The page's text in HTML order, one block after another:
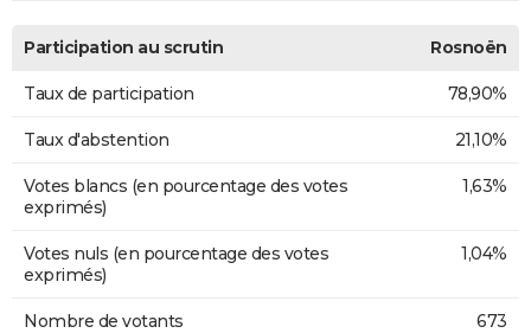
Participation au scrutin Rosnoën
Taux de participation 78,90%
Taux d'abstention 21,10%
Votes blancs (en pourcentage des votes
exprimés)
1,63%
Votes nuls (en pourcentage des votes
exprimés)
1,04%
Nombre de votants 673